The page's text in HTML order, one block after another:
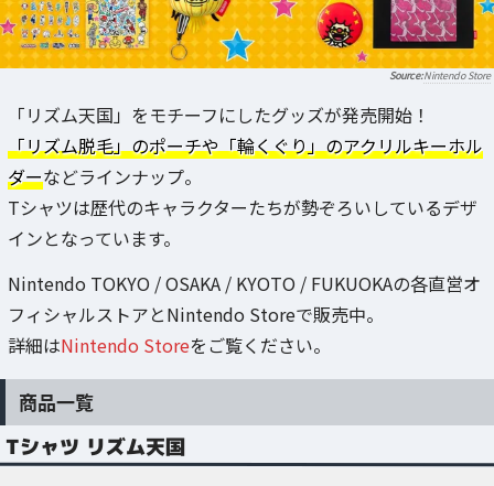
Nintendo Store
「リズム天国」をモチーフにしたグッズが発売開始！
「リズム脱毛」のポーチや「輪くぐり」のアクリルキーホル
ダーなどラインナップ。
Tシャツは歴代のキャラクターたちが勢ぞろいしているデザ
インとなっています。
Nintendo TOKYO / OSAKA / KYOTO / FUKUOKAの各直営オ
フィシャルストアとNintendo Storeで販売中。
詳細はNintendo Storeをご覧ください。
商品一覧
Tシャツ リズム天国